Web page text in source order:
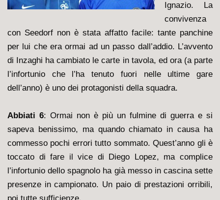
Ignazio. La
convivenza
con Seedorf non è stata affatto facile: tante panchine
per lui che era ormai ad un passo dall’addio. L’avvento
di Inzaghi ha cambiato le carte in tavola, ed ora (a parte
l’infortunio che l’ha tenuto fuori nelle ultime gare
dell’anno) è uno dei protagonisti della squadra.
Abbiati 6: Ormai non è più un fulmine di guerra e si
sapeva benissimo, ma quando chiamato in causa ha
commesso pochi errori tutto sommato. Quest’anno gli è
toccato di fare il vice di Diego Lopez, ma complice
l’infortunio dello spagnolo ha già messo in cascina sette
presenze in campionato. Un paio di prestazioni orribili,